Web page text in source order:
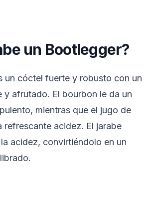
un Bootlegger?
un cóctel fuerte y robusto con un
y afrutado. El bourbon le da un
mientras que el jugo de
refrescante acidez. El jarabe
acidez, convirtiéndolo en un